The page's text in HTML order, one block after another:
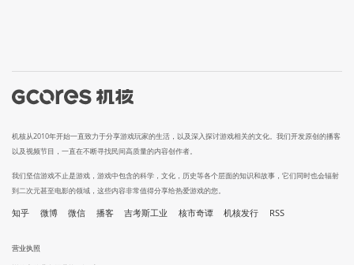
机核从2010年开始一直致力于分享游戏玩家的生活，以及深入探讨游戏相关的文化。我们开发原创的播客
以及视频节目，一直在不断寻找民间高质量的内容创作者。
我们坚信游戏不止是游戏，游戏中包含的科学，文化，历史等各个层面的知识和故事，它们同时也会辐射
到二次元甚至电影的领域，这些内容非常值得分享给热爱游戏的您。
知乎 微博 微信 播客 吉考斯工业 核市奇谭 机核发行 RSS
营业执照